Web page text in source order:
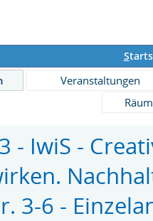
S
Veranstaltungen
- IwiS -
3-6 -